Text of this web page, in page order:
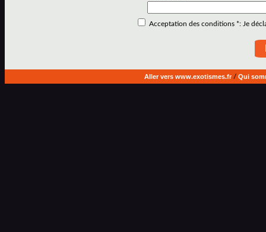
Acceptation des conditions *: Je
Aller vers www.exotismes.fr/ Qui